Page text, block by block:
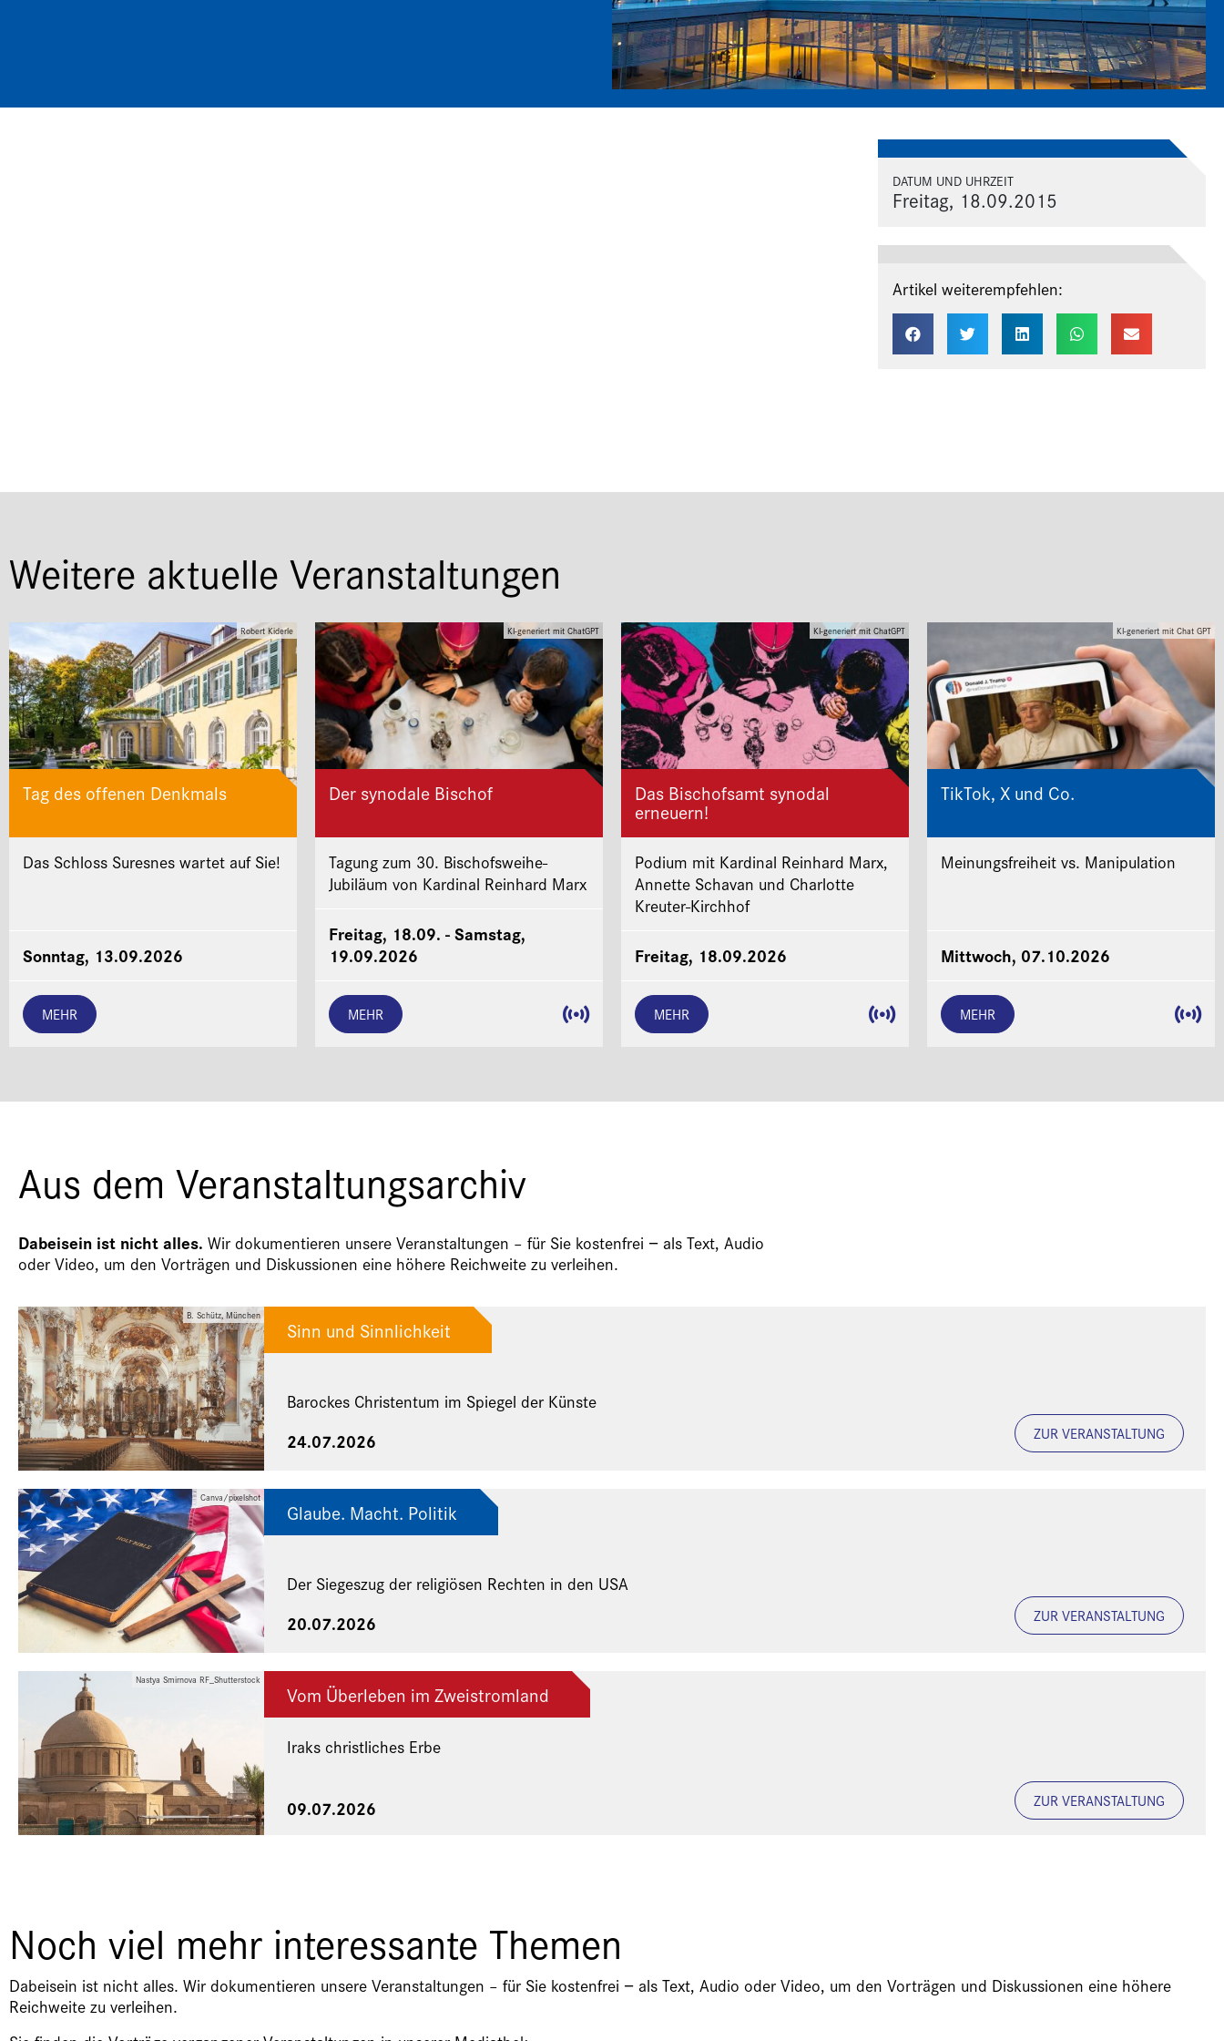
DATUM UND UHRZEIT
Freitag, 18.09.2015
Artikel weiterempfehlen:
Weitere aktuelle Veranstaltungen
Robert Kiderle
Tag des offenen Denkmals
Das Schloss Suresnes wartet auf Sie!
Sonntag, 13.09.2026
MEHR
KI-generiert mit ChatGPT
Der synodale Bischof
Tagung zum 30. Bischofsweihe-
Jubiläum von Kardinal Reinhard Marx
Freitag, 18.09. - Samstag,
19.09.2026
MEHR
KI-generiert mit ChatGPT
Das Bischofsamt synodal
erneuern!
Podium mit Kardinal Reinhard Marx,
Annette Schavan und Charlotte
Kreuter-Kirchhof
Freitag, 18.09.2026
MEHR
KI-generiert mit Chat GPT
TikTok, X und Co.
Meinungsfreiheit vs. Manipulation
Mittwoch, 07.10.2026
MEHR
Aus dem Veranstaltungsarchiv
Dabeisein ist nicht alles. Wir dokumentieren unsere Veranstaltungen – für Sie kostenfrei − als Text, Audio
oder Video, um den Vorträgen und Diskussionen eine höhere Reichweite zu verleihen.
B. Schütz, München
Sinn und Sinnlichkeit
Barockes Christentum im Spiegel der Künste
24.07.2026 ZUR VERANSTALTUNG
Canva/pixelshot
Glaube. Macht. Politik
Der Siegeszug der religiösen Rechten in den USA
20.07.2026 ZUR VERANSTALTUNG
Nastya Smirnova RF_Shutterstock
Vom Überleben im Zweistromland
Iraks christliches Erbe
09.07.2026 ZUR VERANSTALTUNG
Noch viel mehr interessante Themen
Dabeisein ist nicht alles. Wir dokumentieren unsere Veranstaltungen – für Sie kostenfrei − als Text, Audio oder Video, um den Vorträgen und Diskussionen eine höhere
Reichweite zu verleihen.